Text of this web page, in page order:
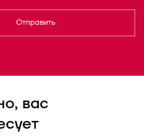
Отправить
вас